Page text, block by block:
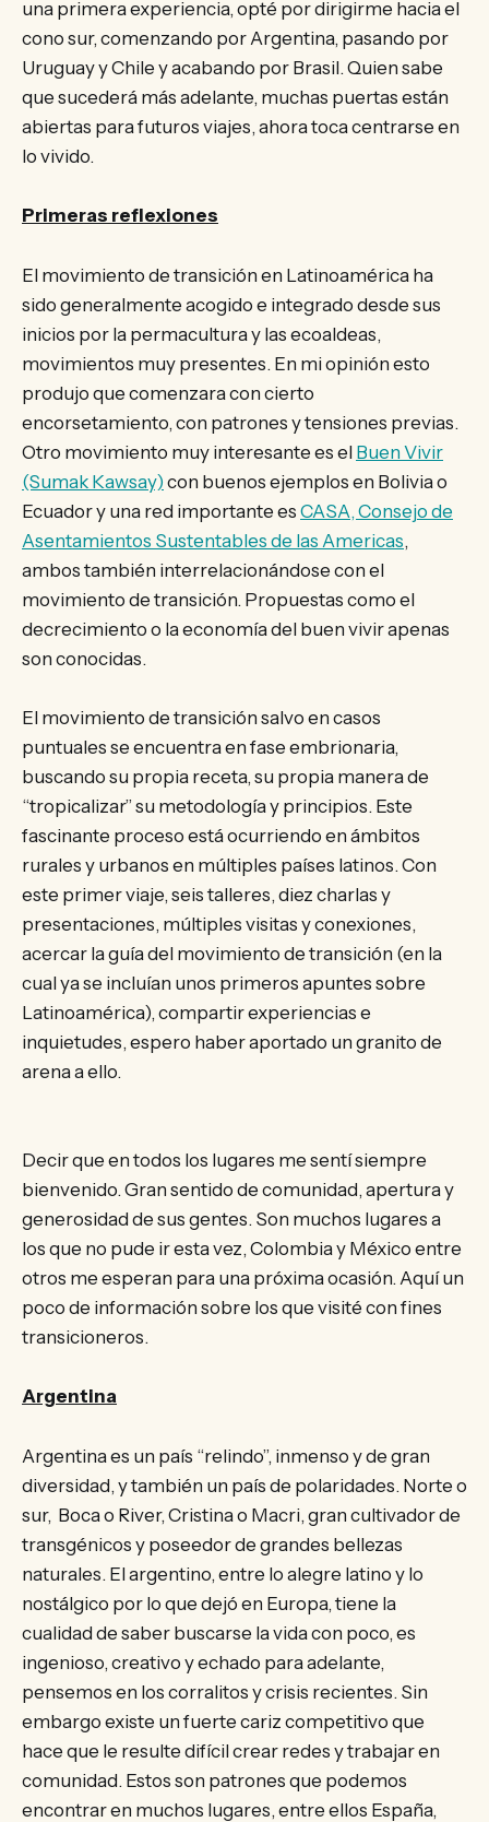
una primera experiencia, opté por dirigirme hacia el
cono sur, comenzando por Argentina, pasando por
Uruguay y Chile y acabando por Brasil. Quien sabe
que sucederá más adelante, muchas puertas están
abiertas para futuros viajes, ahora toca centrarse en
lo vivido.
Primeras reflexiones
El movimiento de transición en Latinoamérica ha
sido generalmente acogido e integrado desde sus
inicios por la permacultura y las ecoaldeas,
movimientos muy presentes. En mi opinión esto
produjo que comenzara con cierto
encorsetamiento, con patrones y tensiones previas.
Otro movimiento muy interesante es el Buen Vivir
(Sumak Kawsay) con buenos ejemplos en Bolivia o
Ecuador y una red importante es CASA, Consejo de
Asentamientos Sustentables de las Americas,
ambos también interrelacionándose con el
movimiento de transición. Propuestas como el
decrecimiento o la economía del buen vivir apenas
son conocidas.
El movimiento de transición salvo en casos
puntuales se encuentra en fase embrionaria,
buscando su propia receta, su propia manera de
“tropicalizar” su metodología y principios. Este
fascinante proceso está ocurriendo en ámbitos
rurales y urbanos en múltiples países latinos. Con
este primer viaje, seis talleres, diez charlas y
presentaciones, múltiples visitas y conexiones,
acercar la guía del movimiento de transición (en la
cual ya se incluían unos primeros apuntes sobre
Latinoamérica), compartir experiencias e
inquietudes, espero haber aportado un granito de
arena a ello.
Decir que en todos los lugares me sentí siempre
bienvenido. Gran sentido de comunidad, apertura y
generosidad de sus gentes. Son muchos lugares a
los que no pude ir esta vez, Colombia y México entre
otros me esperan para una próxima ocasión. Aquí un
poco de información sobre los que visité con fines
transicioneros.
Argentina
Argentina es un país “relindo”, inmenso y de gran
diversidad, y también un país de polaridades. Norte o
sur, Boca o River, Cristina o Macri, gran cultivador de
transgénicos y poseedor de grandes bellezas
naturales. El argentino, entre lo alegre latino y lo
nostálgico por lo que dejó en Europa, tiene la
cualidad de saber buscarse la vida con poco, es
ingenioso, creativo y echado para adelante,
pensemos en los corralitos y crisis recientes. Sin
embargo existe un fuerte cariz competitivo que
hace que le resulte difícil crear redes y trabajar en
comunidad. Estos son patrones que podemos
encontrar en muchos lugares, entre ellos España,